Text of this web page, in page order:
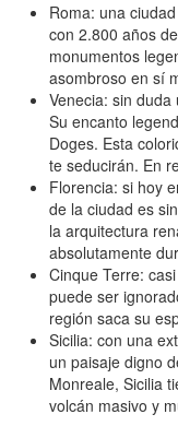
Roma: una
con 2.800 años
monumentos
asombroso en sí
Venecia: sin
Su encanto
Doges. Esta
te seducirán. En
Florencia: si hoy
de la ciudad es
la arquitectura
absolutamente
Cinque Terre:
puede ser
región saca su
Sicilia: con una
un paisaje digno
Monreale, Sicilia
volcán masivo y